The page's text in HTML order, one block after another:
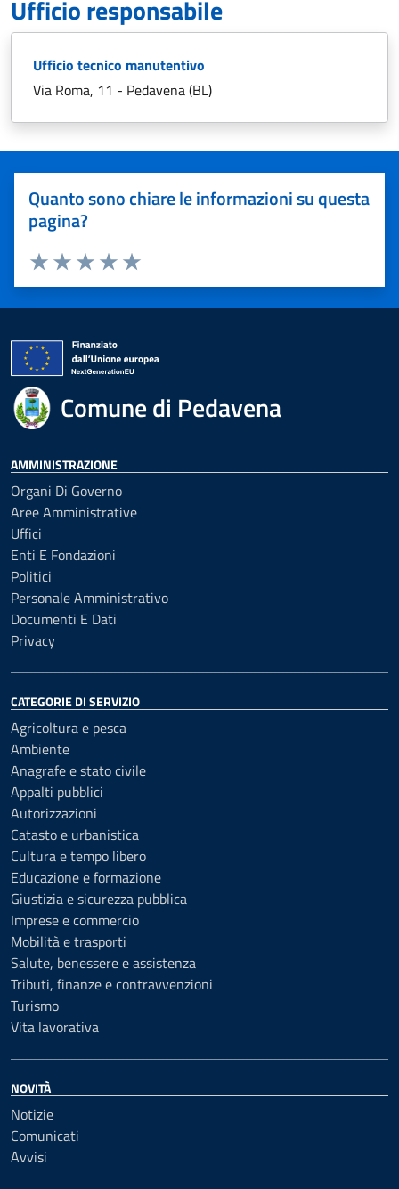
Ufficio responsabile
Ufficio tecnico manutentivo
Via Roma, 11 - Pedavena (BL)
Quanto sono chiare le informazioni su questa
pagina?
Valuta 5 stelle su 5
Valuta 4 stelle su 5
Valuta 3 stelle su 5
Valuta 2 stelle su 5
Valuta 1 stelle su 5
Comune di Pedavena
AMMINISTRAZIONE
Organi Di Governo
Aree Amministrative
Uffici
Enti E Fondazioni
Politici
Personale Amministrativo
Documenti E Dati
Privacy
CATEGORIE DI SERVIZIO
Agricoltura e pesca
Ambiente
Anagrafe e stato civile
Appalti pubblici
Autorizzazioni
Catasto e urbanistica
Cultura e tempo libero
Educazione e formazione
Giustizia e sicurezza pubblica
Imprese e commercio
Mobilità e trasporti
Salute, benessere e assistenza
Tributi, finanze e contravvenzioni
Turismo
Vita lavorativa
NOVITÀ
Notizie
Comunicati
Avvisi